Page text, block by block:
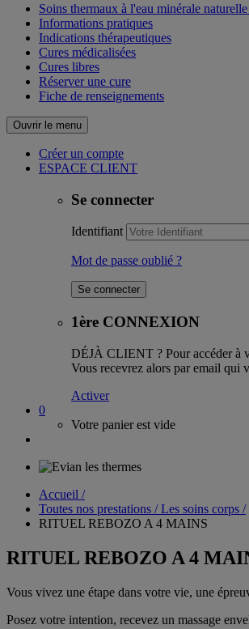
Soins thermaux à l'eau minérale
Informations pratiques
Indications thérapeutiques
Cures médicalisées
Cures libres
Réserver une cure
Fiche de renseignements
Ouvrir le menu
Créer un compte
ESPACE CLIENT
Se connecter
Identifiant
Mot de passe oublié ?
1ère CONNEXION
DÉJÀ CLIENT ? Pour accéder à
Vous recevrez alors par email qui
Activer
0
Votre panier est vide
Accueil /
Toutes nos prestations / Les soins corps /
RITUEL REBOZO A 4 MAINS
RITUEL REBOZO A 4
Vous vivez une étape dans votre vie, une
Posez votre intention, recevez un massage